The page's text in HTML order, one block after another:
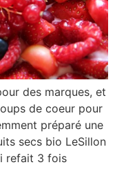
des marques, et
de coeur pour
préparé une
secs bio LeSillon
refait 3 fois